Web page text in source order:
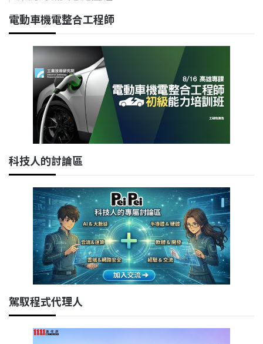
電動車機電整合工程師
科技人的討論區
駕馭程式代理人